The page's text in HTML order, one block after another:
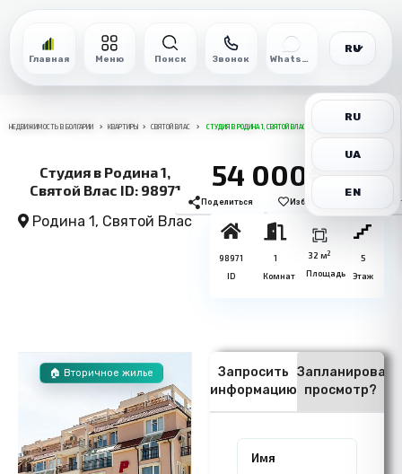
Главная Меню Поиск Звонок WhatsApp
RU
RU
UA
EN
НЕДВИЖИМОСТЬ В БОЛГАРИИ КВАРТИРЫ СВЯТОЙ ВЛАС СТУДИЯ В РОДИНА 1, СВЯТОЙ ВЛАС ID: 98971
Студия в Родина 1,
Святой Влас ID: 98971
Родина 1, Святой Влас
54 000€
Поделиться Избранное
98971
ID
1
Комнат
32 м2
Площадь
5
Этаж
🏠 Вторичное жилье
Запросить
информацию
Запланировать
просмотр?